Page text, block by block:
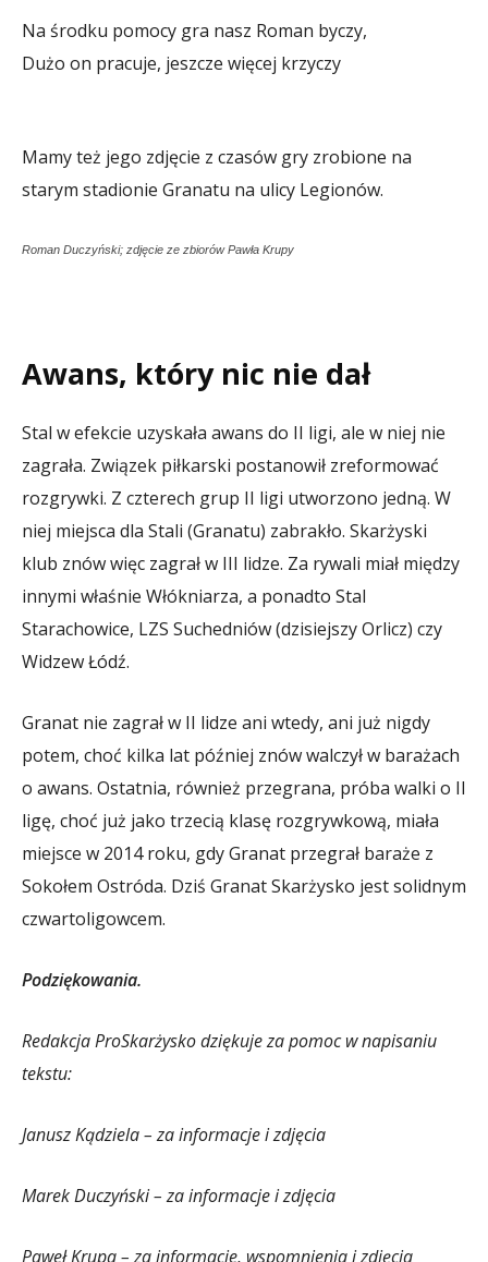
Na środku pomocy gra nasz Roman byczy,
Dużo on pracuje, jeszcze więcej krzyczy
Mamy też jego zdjęcie z czasów gry zrobione na
starym stadionie Granatu na ulicy Legionów.
Roman Duczyński; zdjęcie ze zbiorów Pawła Krupy
Awans, który nic nie dał
Stal w efekcie uzyskała awans do II ligi, ale w niej nie
zagrała. Związek piłkarski postanowił zreformować
rozgrywki. Z czterech grup II ligi utworzono jedną. W
niej miejsca dla Stali (Granatu) zabrakło. Skarżyski
klub znów więc zagrał w III lidze. Za rywali miał między
innymi właśnie Włókniarza, a ponadto Stal
Starachowice, LZS Suchedniów (dzisiejszy Orlicz) czy
Widzew Łódź.
Granat nie zagrał w II lidze ani wtedy, ani już nigdy
potem, choć kilka lat później znów walczył w barażach
o awans. Ostatnia, również przegrana, próba walki o II
ligę, choć już jako trzecią klasę rozgrywkową, miała
miejsce w 2014 roku, gdy Granat przegrał baraże z
Sokołem Ostróda. Dziś Granat Skarżysko jest solidnym
czwartoligowcem.
Podziękowania.
Redakcja ProSkarżysko dziękuje za pomoc w napisaniu
tekstu:
Janusz Kądziela – za informacje i zdjęcia
Marek Duczyński – za informacje i zdjęcia
Paweł Krupa – za informacje, wspomnienia i zdjęcia